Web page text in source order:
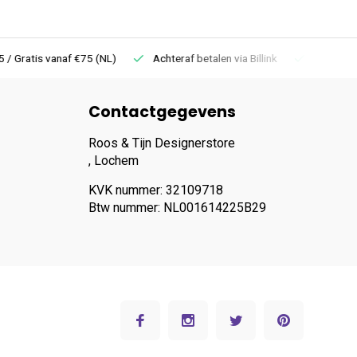
vanaf €75 (NL) Achteraf betalen via Billink
Contactgegevens
Roos & Tijn Designerstore
, Lochem
KVK nummer: 32109718
Btw nummer: NL001614225B29